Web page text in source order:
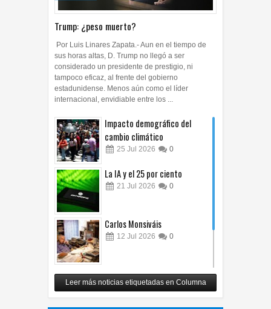
Trump: ¿peso muerto?
Por Luis Linares Zapata.- Aun en el tiempo de
sus horas altas, D. Trump no llegó a ser
considerado un presidente de prestigio, ni
tampoco eficaz, al frente del gobierno
estadunidense. Menos aún como el líder
internacional, envidiable entre los ...
Impacto demográfico del
cambio climático
25 Jul 2026 0
La IA y el 25 por ciento
21 Jul 2026 0
Carlos Monsiváis
12 Jul 2026 0
Revuelo en la inteligencia
artificial
07 Jul 2026 0
Leer más noticias etiquetadas en Columna